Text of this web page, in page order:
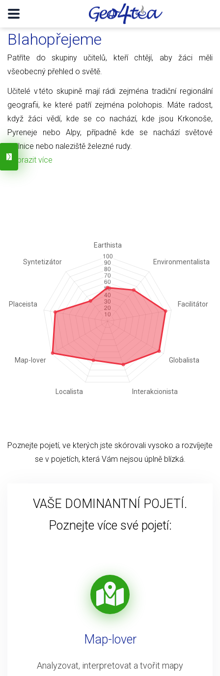
Blahopřejeme
Patříte do skupiny učitelů, kteří chtějí, aby žáci měli
všeobecný přehled o světě.
Učitelé v této skupině mají rádi zejména tradiční regionální
geografii, ke které patří zejména polohopis. Máte radost,
když žáci vědí, kde se co nachází, kde jsou Krkonoše,
Pyreneje nebo Alpy, případně kde se nachází světové
obilnice nebo naleziště železné rudy.
Zobrazit více
Poznejte pojetí, ve kterých jste skórovali vysoko a rozvíjejte
se v pojetích, která Vám nejsou úplně blízká.
VAŠE DOMINANTNÍ POJETÍ.
Poznejte více své pojetí:
Map-lover
Analyzovat, interpretovat a tvořit mapy